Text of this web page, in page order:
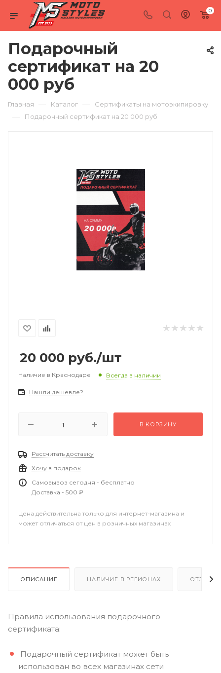
0
Подарочный
сертификат на 20
000 руб
Главная — Каталог — Сертификаты на мотоэкипировку
— Подарочный сертификат на 20 000 руб
20 000 руб./шт
Наличие в Краснодаре Всегда в наличии
Нашли дешевле?
В КОРЗИНУ
Рассчитать доставку
Хочу в подарок
Самовывоз сегодня - бесплатно
Доставка - 500 ₽
Цена действительна только для интернет-магазина и
может отличаться от цен в розничных магазинах
ОПИСАНИЕ НАЛИЧИЕ В РЕГИОНАХ ОТЗЫВЫ
Правила использования подарочного
сертификата:
Подарочный сертификат может быть
использован во всех магазинах сети